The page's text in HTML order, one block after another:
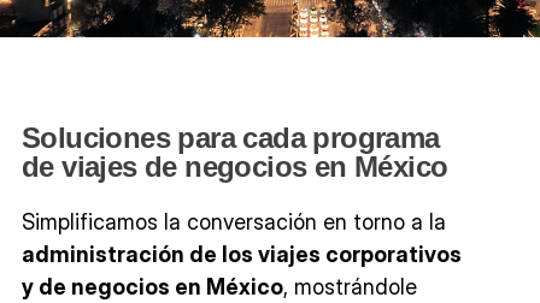
Soluciones para cada programa
de viajes de negocios en México
Simplificamos la conversación en torno a la
administración de los viajes corporativos
y de negocios en México, mostrándole